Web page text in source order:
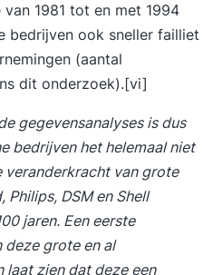
1981 tot en met 1994
bedrijven ook sneller failliet
(aantal
dit onderzoek).[vi]
gegevensanalyses is dus
bedrijven het helemaal niet
veranderkracht van grote
Philips, DSM en Shell
jaren. Een eerste
deze grote en al
laat zien dat deze een